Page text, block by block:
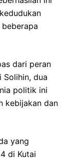
beberapa
dari peran
Solihin, dua
politik ini
kebijakan dan
yang
di Kutai